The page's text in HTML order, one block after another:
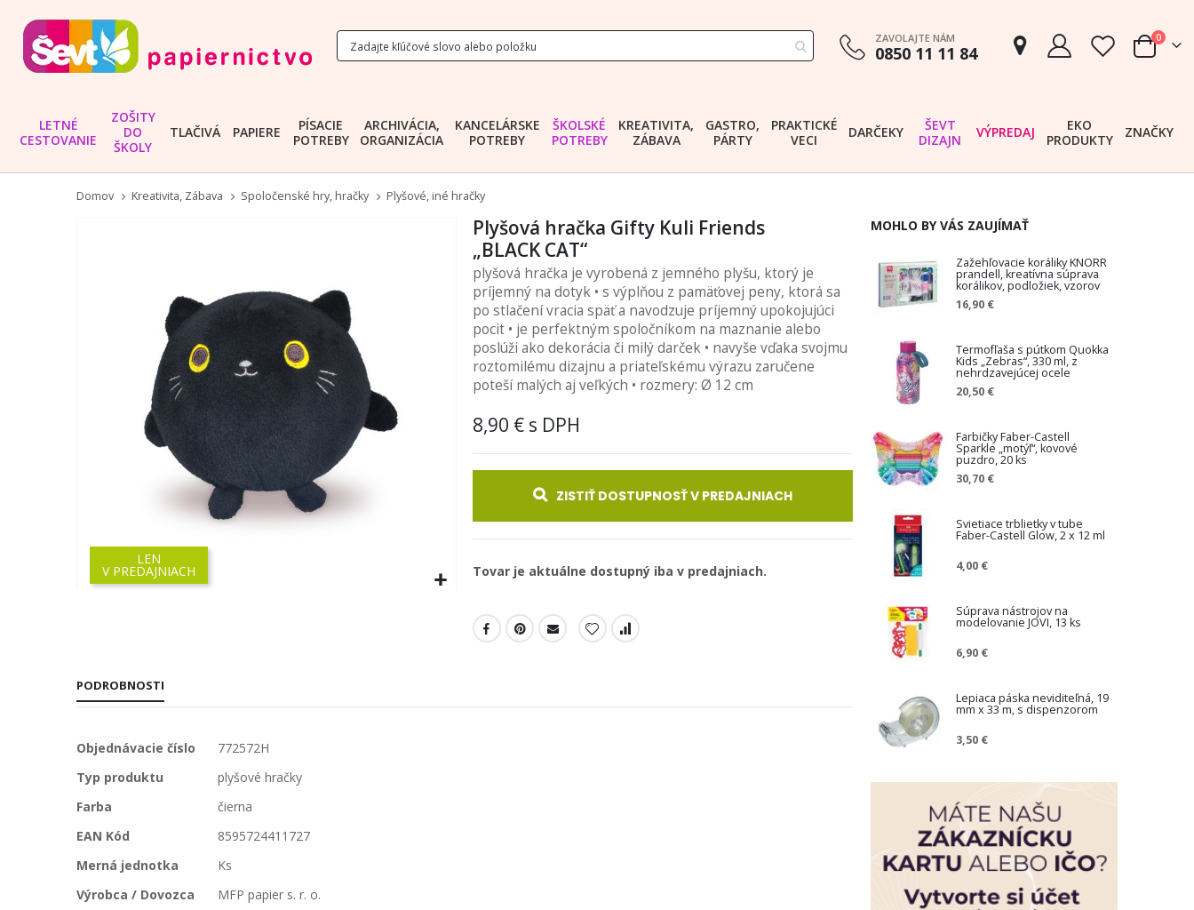
ZAVOLAJTE NÁM
0850 11 11 84 Cart
0
LETNÉ
CESTOVANIE
ZOŠITY
DO
ŠKOLY
TLAČIVÁ PAPIERE
PÍSACIE
POTREBY
ARCHIVÁCIA,
ORGANIZÁCIA
KANCELÁRSKE
POTREBY
ŠKOLSKÉ
POTREBY
KREATIVITA,
ZÁBAVA
GASTRO,
PÁRTY
PRAKTICKÉ
VECI
DARČEKY
ŠEVT
DIZAJN
VÝPREDAJ
EKO
PRODUKTY
ZNAČKY
Domov Kreativita, Zábava Spoločenské hry, hračky Plyšové, iné hračky
LEN
V PREDAJNIACH
Plyšová hračka Gifty Kuli Friends
„BLACK CAT“
plyšová hračka je vyrobená z jemného plyšu, ktorý je
príjemný na dotyk • s výplňou z pamäťovej peny, ktorá sa
po stlačení vracia späť a navodzuje príjemný upokojujúci
pocit • je perfektným spoločníkom na maznanie alebo
poslúži ako dekorácia či milý darček • navyše vďaka svojmu
roztomilému dizajnu a priateľskému výrazu zaručene
poteší malých aj veľkých • rozmery: Ø 12 cm
8,90 €
ZISTIŤ DOSTUPNOSŤ V PREDAJNIACH
Tovar je aktuálne dostupný iba v predajniach.
PODROBNOSTI
Viac
Objednávacie číslo
772572H
Typ produktu
plyšové hračky
Farba
čierna
EAN Kód
8595724411727
Merná jednotka
Ks
Výrobca / Dovozca
MFP papier s. r. o.
MOHLO BY VÁS ZAUJÍMAŤ
Zažehľovacie koráliky KNORR
prandell, kreatívna súprava
korálikov, podložiek, vzorov
16,90 €
Termofľaša s pútkom Quokka
Kids „Zebras“, 330 ml, z
nehrdzavejúcej ocele
20,50 €
Farbičky Faber-Castell
Sparkle „motýľ“, kovové
puzdro, 20 ks
30,70 €
Svietiace trblietky v tube
Faber-Castell Glow, 2 x 12 ml
4,00 €
Súprava nástrojov na
modelovanie JOVI, 13 ks
6,90 €
Lepiaca páska neviditeľná, 19
mm x 33 m, s dispenzorom
3,50 €